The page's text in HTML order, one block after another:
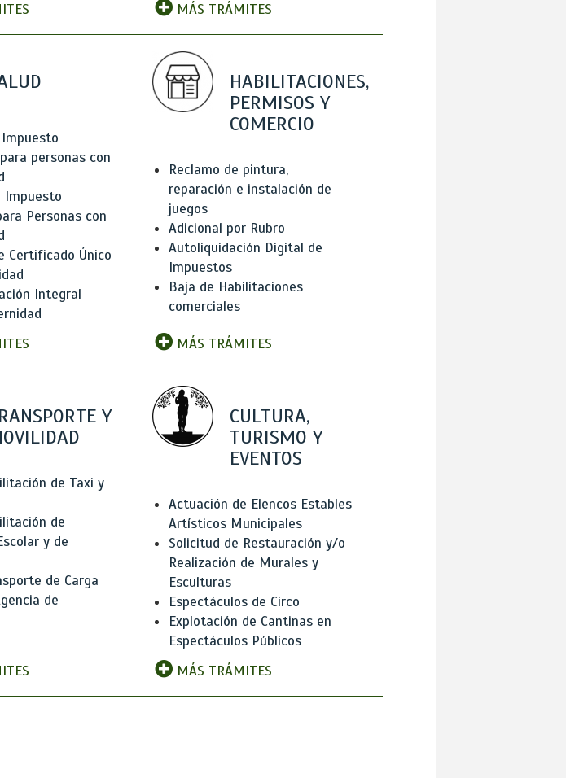
MÁS TRÁMITES
personas con
Impuesto
Personas con
Certificado Único
Integral
HABILITACIONES,
PERMISOS Y
COMERCIO
Reclamo de pintura,
reparación e instalación de
juegos
Adicional por Rubro
Autoliquidación Digital de
Impuestos
Baja de Habilitaciones
comerciales
MÁS TRÁMITES
Y
de Taxi y
de
y de
de Carga
de
CULTURA,
TURISMO Y
EVENTOS
Actuación de Elencos Estables
Artísticos Municipales
Solicitud de Restauración y/o
Realización de Murales y
Esculturas
Espectáculos de Circo
Explotación de Cantinas en
Espectáculos Públicos
MÁS TRÁMITES